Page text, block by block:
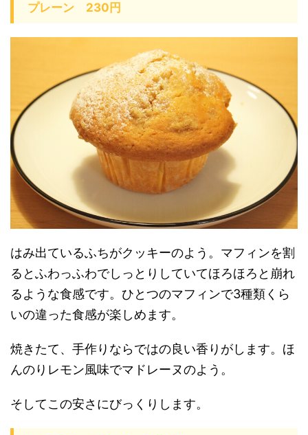
プレーン 230円
はみ出ているふちがクッキーのよう。マフィンを割
るとふわっふわでしっとりしていてほろほろと崩れ
るような食感です。ひとつのマフィンで3種類くら
いの違った食感が楽しめます。
焼きたて、手作りならではの良い香りがします。ほ
んのりレモン風味でマドレーヌのよう。
そしてこの安さにびっくりします。